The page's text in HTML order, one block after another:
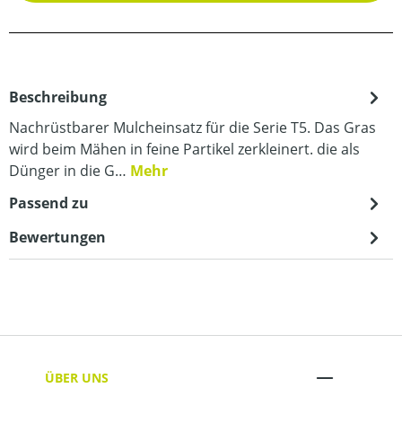
Beschreibung
Nachrüstbarer Mulcheinsatz für die Serie T5. Das Gras
wird beim Mähen in feine Partikel zerkleinert. die als
Dünger in die G… Mehr
Passend zu
Bewertungen
ÜBER UNS